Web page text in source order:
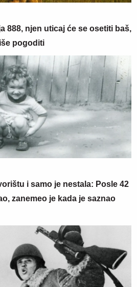
888, njen uticaj će se osetiti baš,
pogoditi
i samo je nestala: Posle 42
zanemeo je kada je saznao